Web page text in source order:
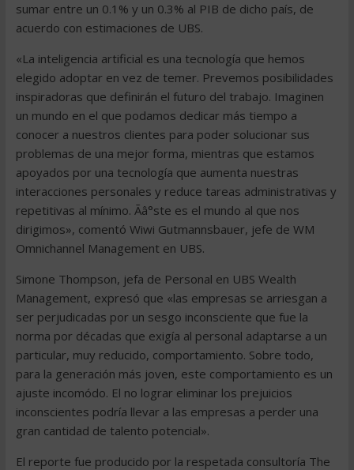
sumar entre un 0.1% y un 0.3% al PIB de dicho país, de
acuerdo con estimaciones de UBS.
«La inteligencia artificial es una tecnología que hemos
elegido adoptar en vez de temer. Prevemos posibilidades
inspiradoras que definirán el futuro del trabajo. Imaginen
un mundo en el que podamos dedicar más tiempo a
conocer a nuestros clientes para poder solucionar sus
problemas de una mejor forma, mientras que estamos
apoyados por una tecnología que aumenta nuestras
interacciones personales y reduce tareas administrativas y
repetitivas al mínimo. Ãâ°ste es el mundo al que nos
dirigimos», comentó Wiwi Gutmannsbauer, jefe de WM
Omnichannel Management en UBS.
Simone Thompson, jefa de Personal en UBS Wealth
Management, expresó que «las empresas se arriesgan a
ser perjudicadas por un sesgo inconsciente que fue la
norma por décadas que exigía al personal adaptarse a un
particular, muy reducido, comportamiento. Sobre todo,
para la generación más joven, este comportamiento es un
ajuste incomódo. El no lograr eliminar los prejuicios
inconscientes podría llevar a las empresas a perder una
gran cantidad de talento potencial».
El reporte fue producido por la respetada consultoría The